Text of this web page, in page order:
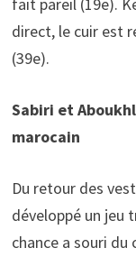
direct, le cuir est
(39e).
Sabiri et
marocain
Du retour des
développé un jeu
chance a souri